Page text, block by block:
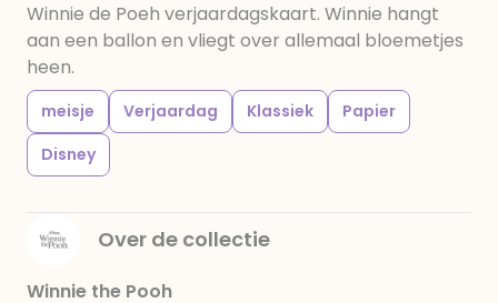
Winnie de Poeh verjaardagskaart. Winnie hangt
aan een ballon en vliegt over allemaal bloemetjes
heen.
meisje Verjaardag Klassiek
Papier
Disney
Over de collectie
Winnie the Pooh